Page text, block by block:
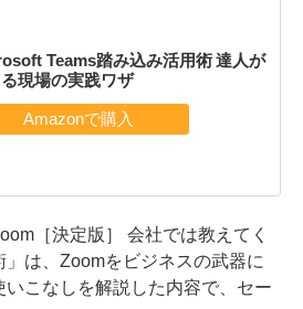
Teams踏み込み活用術 達人が
現場の実践ワザ
［決定版］ 会社では教えてく
は、Zoomをビジネスの武器に
こなしを解説した内容で、セー